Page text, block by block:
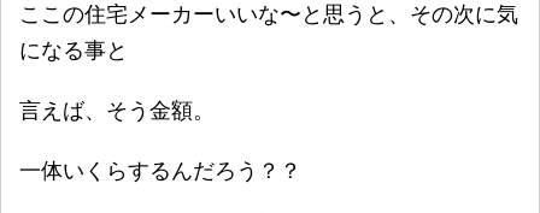
ここの住宅メーカーいいな〜と思うと、その次に気
になる事と
言えば、そう金額。
一体いくらするんだろう？？